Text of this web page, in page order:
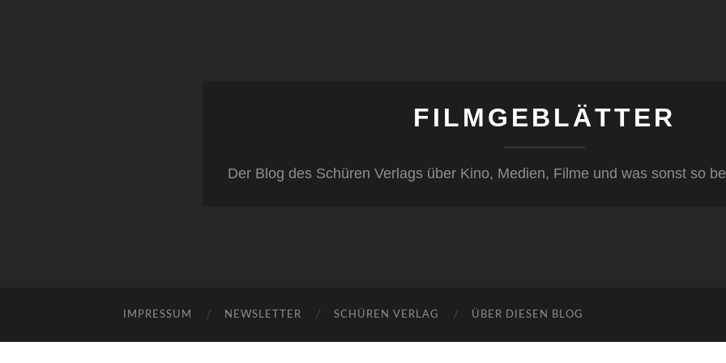
FILMGEBLÄTTER
Der Blog des Schüren Verlags über Kino, Medien, Filme und was sonst so
IMPRESSUM NEWSLETTER SCHÜREN VERLAG ÜBER DIESEN BLOG